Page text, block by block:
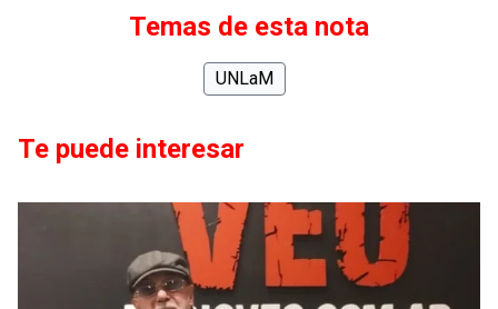
Temas de esta nota
UNLaM
Te puede interesar